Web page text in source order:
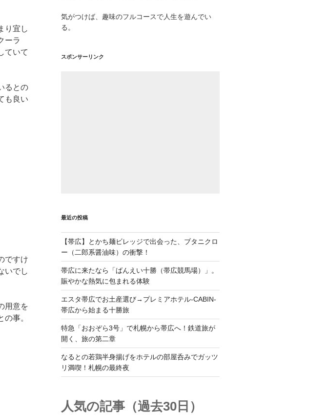
り宜し
ーラ
ていて
るとの
も良い
ですけ
いでし
用意を
事。
気がつけば、趣味のフルコースで人生を遊んでい
る。
スポンサーリンク
最近の投稿
【帯広】とかち麺ビレッジで出会った、ブタニクロ
ー（二郎系醤油味）の衝撃！
帯広に来たなら「ばんえい十勝（帯広競馬場）」。
賑やかな熱気に包まれる体験
エスタ帯広でお土産選び→プレミアホテル-CABIN-
帯広から始まる十勝旅
特急「おおぞら3号」で札幌から帯広へ！鉄道旅が
開く、旅の第二章
なるとの若鶏半身揚げをホテルの部屋呑みでガッツ
リ満喫！札幌の最終夜
人気の記事（過去30日）